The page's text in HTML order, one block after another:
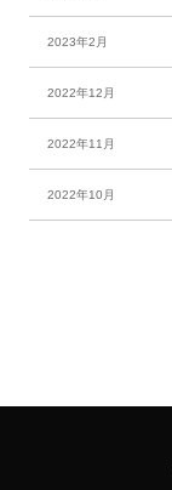
2023年2月
2022年12月
2022年11月
2022年10月